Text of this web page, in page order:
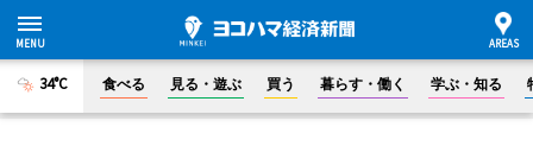
34°C 食べる 見る・遊ぶ 買う 暮らす・働く 学ぶ・知る